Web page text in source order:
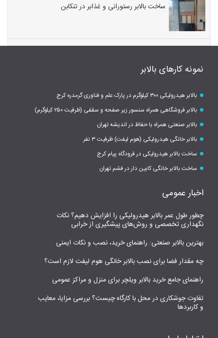
ساخت بالابر رستورانی و غذابر در تنکابن
نمونه کارهای بالابر
بالابر هیدرولیکی ۳۰۰ کیلوگرم در پارک علم و فناوری گرمدره کرج
بالابر فروشگاهی همراه سنسور زیر صفحه و سقفی (ظرفیت ۲۵۰ کیلوگرم)
بالابر صنعتی همراه با حفاظ در اندیشه تهران
بالابر خانگی هیدرولیکی (هوم لیفت) ظرفیت ۳ نفر
ساخت بالابر هیدرولیکی در فرودگاه پیام کرج
ساخت بالابر خانگی کابین دار در فشم تهران
اخبار عمومی
چطور طول عمر بالابر هیدرولیکی را افزایش دهیم؟ نکات
نگهداری تخصصی و روش‌های پیشگیری از خرابی
بهترین بالابر صنعتی: راهنمای خرید، نصب و نکات ایمنی
چه مقدار فضا برای نصب بالابر خانگی هوم لیفت لازم است؟
راهنمای جامع خرید بالابر ویلچر برای منزل و مراکز عمومی
تفاوت جوشکاری در محل با کارگاه چیست؟ بررسی مزایا، معایب
و کاربردها